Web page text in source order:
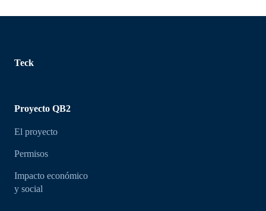
Teck
Proyecto QB2
El proyecto
Permisos
Impacto económico
y social